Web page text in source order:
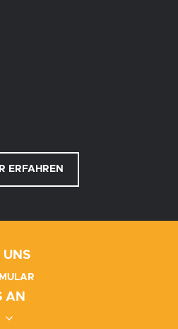
ERFAHREN
UNS
AN